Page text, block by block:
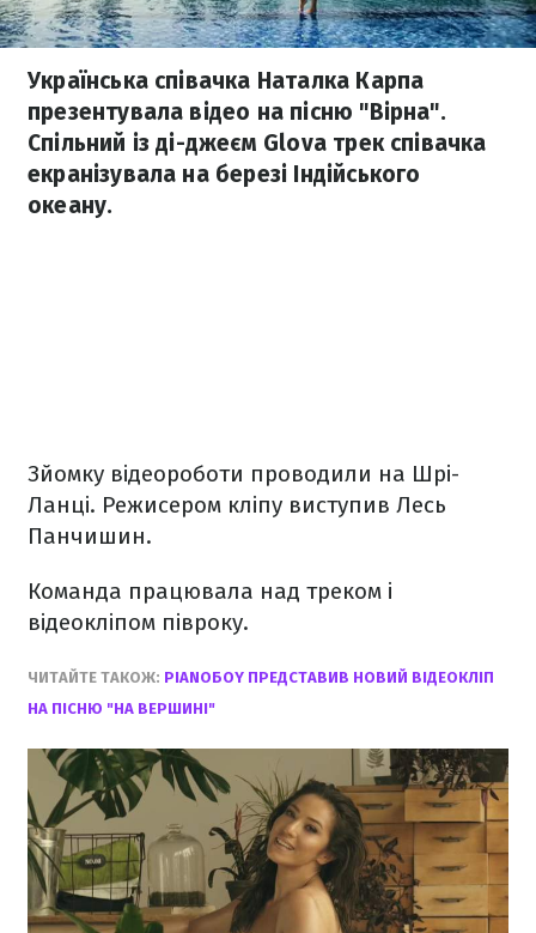
Українська співачка Наталка Карпа
презентувала відео на пісню "Вірна".
Спільний із ді-джеєм Glova трек співачка
екранізувала на березі Індійського
океану.
Зйомку відеороботи проводили на Шрі-
Ланці. Режисером кліпу виступив Лесь
Панчишин.
Команда працювала над треком і
відеокліпом півроку.
ЧИТАЙТЕ ТАКОЖ: PIANOБOY ПРЕДСТАВИВ НОВИЙ ВІДЕОКЛІП
НА ПІСНЮ "НА ВЕРШИНІ"